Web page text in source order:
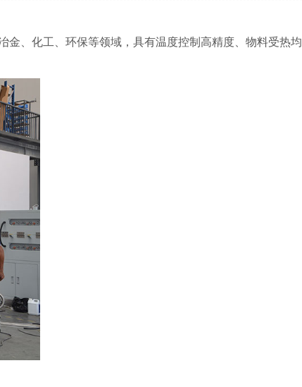
、化工、环保等领域，具有温度控制高精度、物料受热均